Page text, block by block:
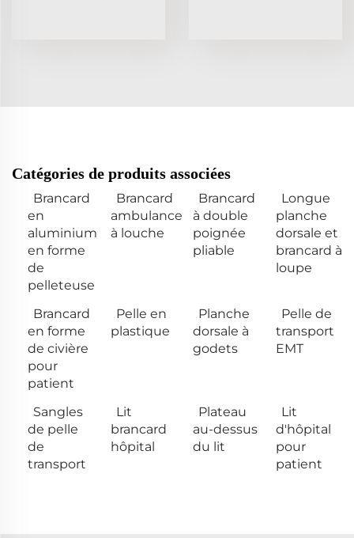
Catégories de produits associées
Brancard
en
aluminium
en forme
de
pelleteuse
Brancard
ambulance
à louche
Brancard
à double
poignée
pliable
Longue
planche
dorsale et
brancard à
loupe
Brancard
en forme
de civière
pour
patient
Pelle en
plastique
Planche
dorsale à
godets
Pelle de
transport
EMT
Sangles
de pelle
de
transport
Lit
brancard
hôpital
Plateau
au-dessus
du lit
Lit
d'hôpital
pour
patient